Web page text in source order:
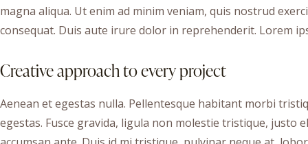
magna aliqua. Ut enim ad minim veniam, quis nostrud
consequat. Duis aute irure dolor in reprehenderit. Lorem
Creative approach to every project
Aenean et egestas nulla. Pellentesque habitant morbi
egestas. Fusce gravida, ligula non molestie tristique, justo